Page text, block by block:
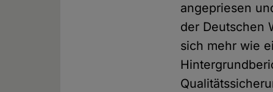
angepriesen
der Deutschen
sich mehr wie